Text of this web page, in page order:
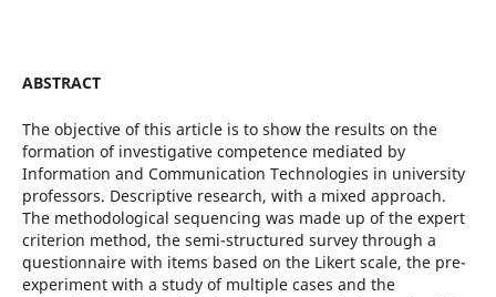
ABSTRACT
The objective of this article is to show the results on the
formation of investigative competence mediated by
Information and Communication Technologies in university
professors. Descriptive research, with a mixed approach.
The methodological sequencing was made up of the expert
criterion method, the semi-structured survey through a
questionnaire with items based on the Likert scale, the pre-
experiment with a study of multiple cases and the